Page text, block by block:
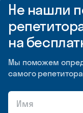
Не нашли
на
Мы поможем
самого репетитора